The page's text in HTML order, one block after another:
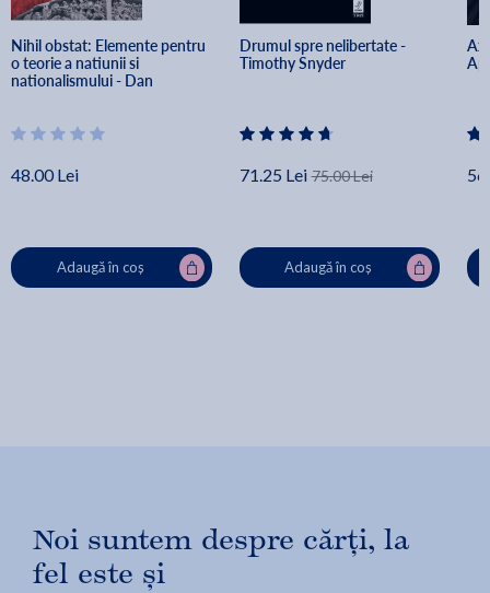
Nihil obstat: Elemente pentru
o teorie a natiunii si
nationalismului - Dan
48.00 Lei
Adaugă în coș
Drumul spre nelibertate -
Timothy Snyder
71.25 Lei 75.00 Lei
Adaugă în coș
Noi suntem despre cărți, la
fel este și